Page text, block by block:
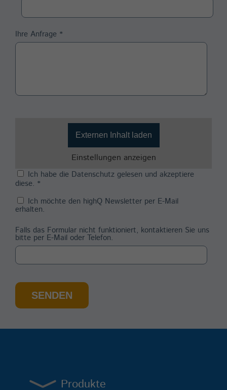
Ihre Anfrage *
Externen Inhalt laden
Einstellungen anzeigen
Ich habe die Datenschutz gelesen und akzeptiere
diese. *
Ich möchte den highQ Newsletter per E-Mail
erhalten.
Falls das Formular nicht funktioniert, kontaktieren Sie uns
bitte per E-Mail oder Telefon.
SENDEN
Produkte